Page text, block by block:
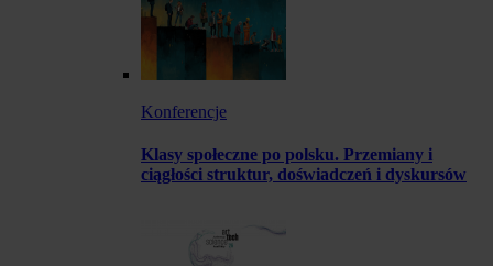
Konferencje
Klasy społeczne po polsku. Przemiany i
ciągłości struktur, doświadczeń i dyskursów